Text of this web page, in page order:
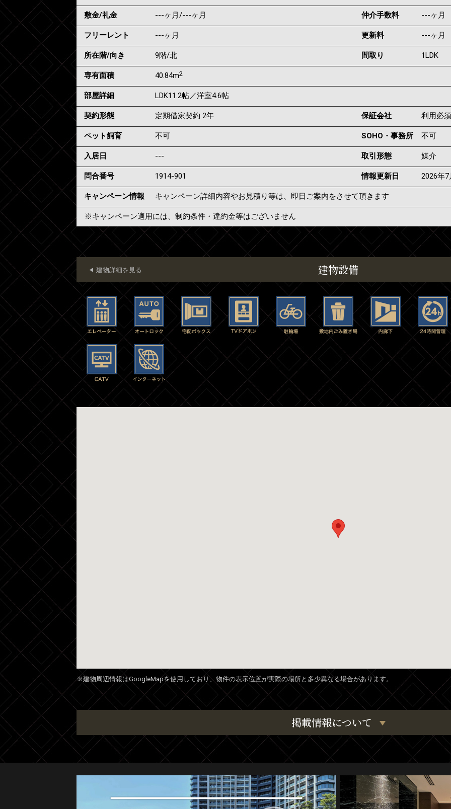
敷金/礼金 ---ヶ月/---ヶ月 仲介手数料 ---ヶ月
フリーレント ---ヶ月 更新料 ---ヶ月
所在階/向き 9階/北 間取り 1LDK
専有面積 40.84m2
部屋詳細 LDK11.2帖／洋室4.6帖
契約形態 定期借家契約 2年 保証会社 利用必須
ペット飼育 不可 SOHO・事務所 不可
入居日 --- 取引形態 媒介
問合番号 1914-901 情報更新日 2026年
キャンペーン情報 キャンペーン詳細内容やお見積り等は、即日ご案内をさせて頂きます
※キャンペーン適用には、制約条件・違約金等はございません
建物設備
建物詳細を見る
※建物周辺情報はGoogleMapを使用しており、物件の表示位置が実際の場所と多少異なる場合があります。
掲載情報について